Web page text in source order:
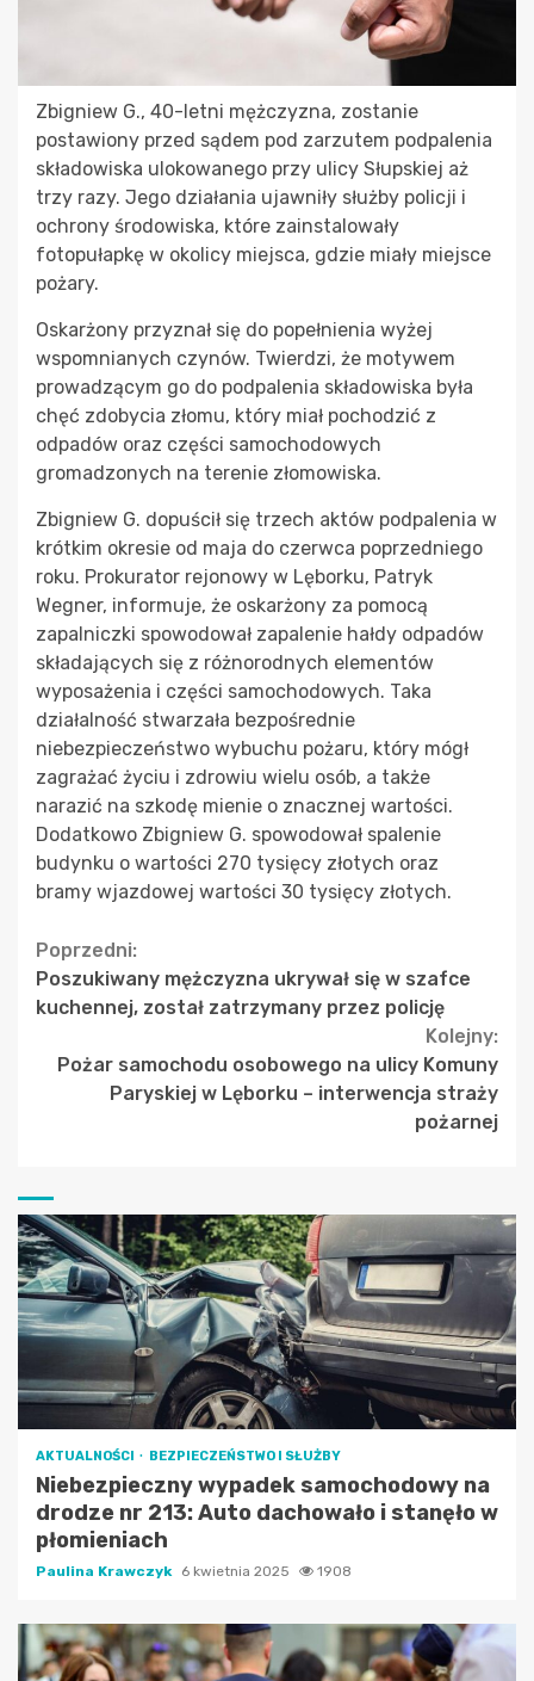
Zbigniew G., 40-letni mężczyzna, zostanie
postawiony przed sądem pod zarzutem podpalenia
składowiska ulokowanego przy ulicy Słupskiej aż
trzy razy. Jego działania ujawniły służby policji i
ochrony środowiska, które zainstalowały
fotopułapkę w okolicy miejsca, gdzie miały miejsce
pożary.
Oskarżony przyznał się do popełnienia wyżej
wspomnianych czynów. Twierdzi, że motywem
prowadzącym go do podpalenia składowiska była
chęć zdobycia złomu, który miał pochodzić z
odpadów oraz części samochodowych
gromadzonych na terenie złomowiska.
Zbigniew G. dopuścił się trzech aktów podpalenia w
krótkim okresie od maja do czerwca poprzedniego
roku. Prokurator rejonowy w Lęborku, Patryk
Wegner, informuje, że oskarżony za pomocą
zapalniczki spowodował zapalenie hałdy odpadów
składających się z różnorodnych elementów
wyposażenia i części samochodowych. Taka
działalność stwarzała bezpośrednie
niebezpieczeństwo wybuchu pożaru, który mógł
zagrażać życiu i zdrowiu wielu osób, a także
narazić na szkodę mienie o znacznej wartości.
Dodatkowo Zbigniew G. spowodował spalenie
budynku o wartości 270 tysięcy złotych oraz
bramy wjazdowej wartości 30 tysięcy złotych.
Continue
Reading
Poprzedni:
Poszukiwany mężczyzna ukrywał się w szafce
kuchennej, został zatrzymany przez policję
Kolejny:
Pożar samochodu osobowego na ulicy Komuny
Paryskiej w Lęborku – interwencja straży
pożarnej
AKTUALNOŚCI BEZPIECZEŃSTWO I SŁUŻBY
Niebezpieczny wypadek samochodowy na
drodze nr 213: Auto dachowało i stanęło w
płomieniach
Paulina Krawczyk 6 kwietnia 2025 1908